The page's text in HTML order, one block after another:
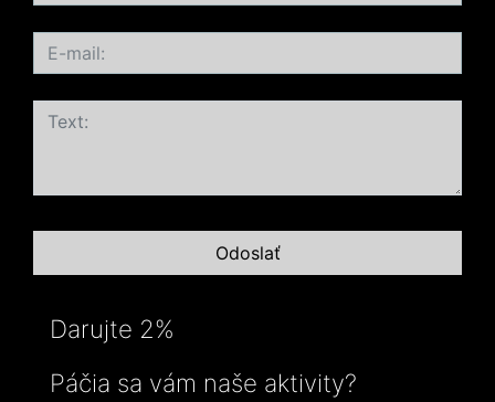
Darujte 2%
Páčia sa vám naše aktivity?